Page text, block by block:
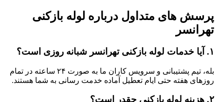
پرسش های متداول درباره لوله بازکنی
تهرانسر
۱. آیا خدمات لوله بازکنی تهرانسر شبانه روزی است؟
بله، تیم پشتیبانی و سرویس کاران ما به صورت ۲۴ ساعته در تمام
روزهای هفته حتی ایام تعطیل آماده خدمت رسانی به شما هستند.
۲. هزینه لوله بازکنی چقدر است؟